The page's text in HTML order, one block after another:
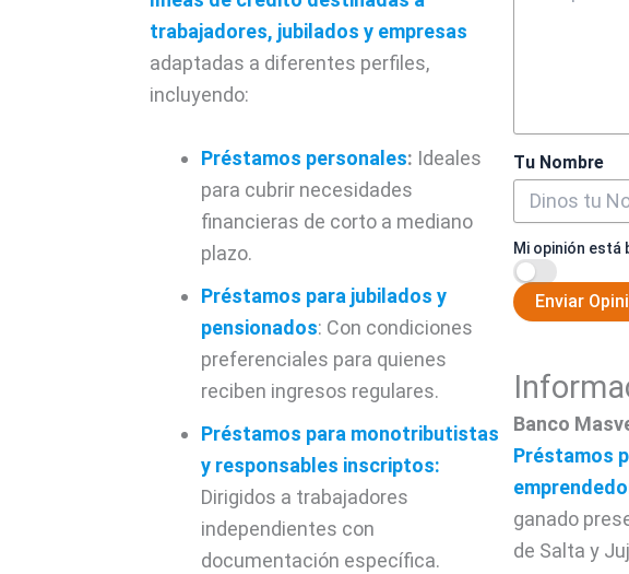
trabajadores, jubilados y empresas
adaptadas a diferentes perfiles,
incluyendo:
Préstamos personales: Ideales
para cubrir necesidades
financieras de corto a mediano
plazo.
Préstamos para jubilados y
pensionados: Con condiciones
preferenciales para quienes
reciben ingresos regulares.
Préstamos para monotributistas
y responsables inscriptos:
Dirigidos a trabajadores
independientes con
documentación específica.
Tu Nombre
Mi opinión está
Enviar
Banco
Préstamos
ganado
de Salta y